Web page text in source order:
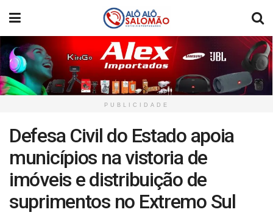
PUBLICIDADE
Defesa Civil do Estado apoia
municípios na vistoria de
imóveis e distribuição de
suprimentos no Extremo Sul